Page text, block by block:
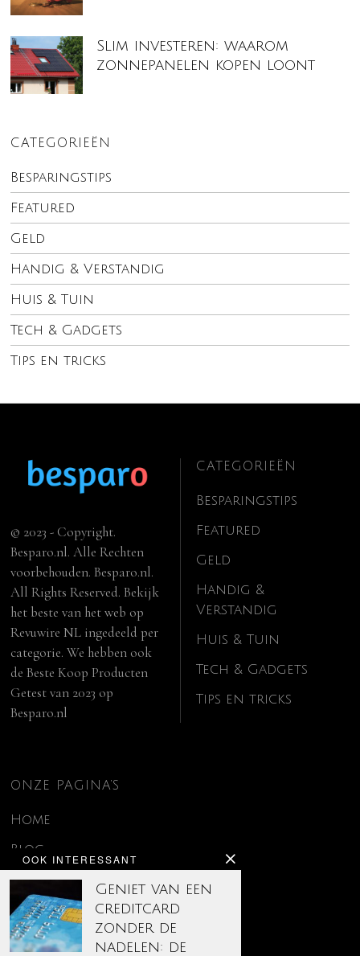
Slim investeren: waarom
zonnepanelen kopen loont
CATEGORIEËN
Besparingstips
Featured
Geld
Handig & Verstandig
Huis & Tuin
Tech & Gadgets
Tips en tricks
OOK INTERESSANT
Geniet van een
creditcard
zonder de
nadelen: de
© 2023 - Copyright.
Besparo.nl. Alle Rechten
voorbehouden. Besparo.nl.
All Rights Reserved. Bekijk
het beste van het web op
Revuwire NL ingedeeld per
categorie. We hebben ook
deBeste Koop Producten
Getest van 2023 op
Besparo.nl
CATEGORIEËN
Besparingstips
Featured
Geld
Handig &
Verstandig
Huis & Tuin
Tech & Gadgets
Tips en tricks
ONZE PAGINA’S
Home
Blog
Contact
Disclaimer
Over ons